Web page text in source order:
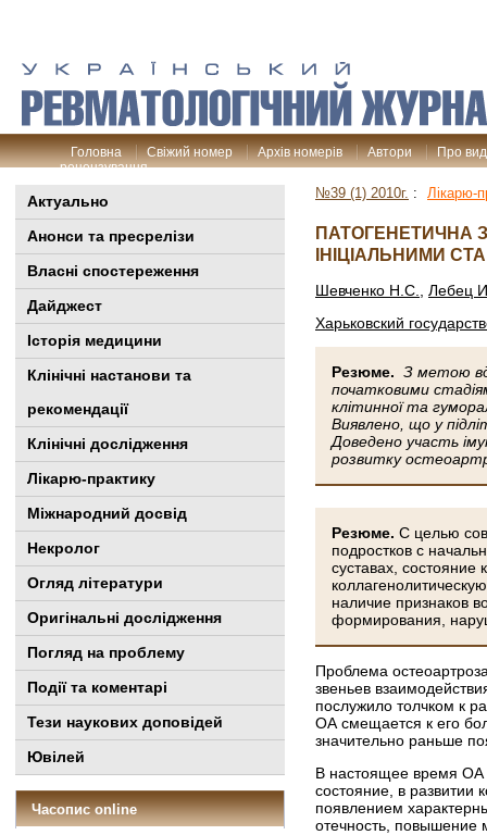
Головна Свіжий номер Архів номерів Автори
Про
рецензування
Актуально
Анонси та пресрелізи
Власні спостереження
Дайджест
Історія медицини
Клінiчні настанови та
рекомендації
Клінічні дослідження
Лікарю-практику
Міжнародний досвід
Некролог
Огляд літератури
Оригінальні дослідження
Погляд на проблему
Події та коментарі
Тези наукових доповідей
Ювілей
Часопис online
№39 (1) 2010г. : Лікарю-
ПАТОГЕНЕТИЧНА
ІНІЦІАЛЬНИМИ
Шевченко Н.С.
Лебец
Харьковский
Резюме. З метою
початковими
клітинної та
Виявлено, що у
Доведено участь
розвитку
Резюме. С целью
подростков с
суставах, состояние
наличие признаков
формирования,
Проблема
звеньев
послужило толчком к
ОА смещается к его
значительно раньше
В настоящее время ОА
состояние, в развитии
появлением
отечность, повышение